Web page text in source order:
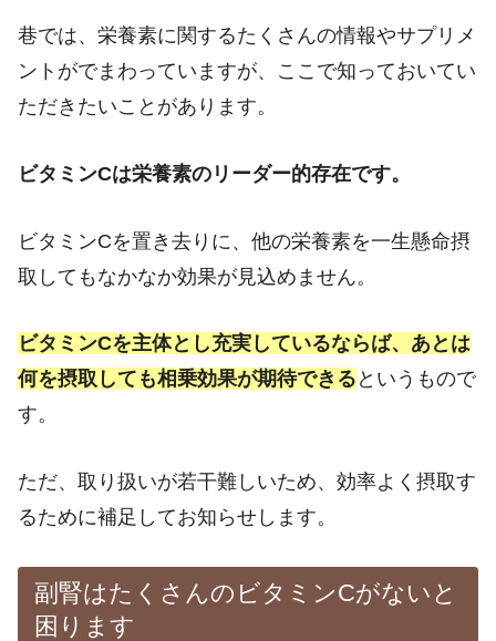
巷では、栄養素に関するたくさんの情報やサプリメ
ントがでまわっていますが、ここで知っておいてい
ただきたいことがあります。
ビタミンCは栄養素のリーダー的存在です。
ビタミンCを置き去りに、他の栄養素を一生懸命摂
取してもなかなか効果が見込めません。
ビタミンCを主体とし充実しているならば、あとは
何を摂取しても相乗効果が期待できる というもので
す。
ただ、取り扱いが若干難しいため、効率よく摂取す
るために補足してお知らせします。
副腎はたくさんのビタミンCがないと
困ります